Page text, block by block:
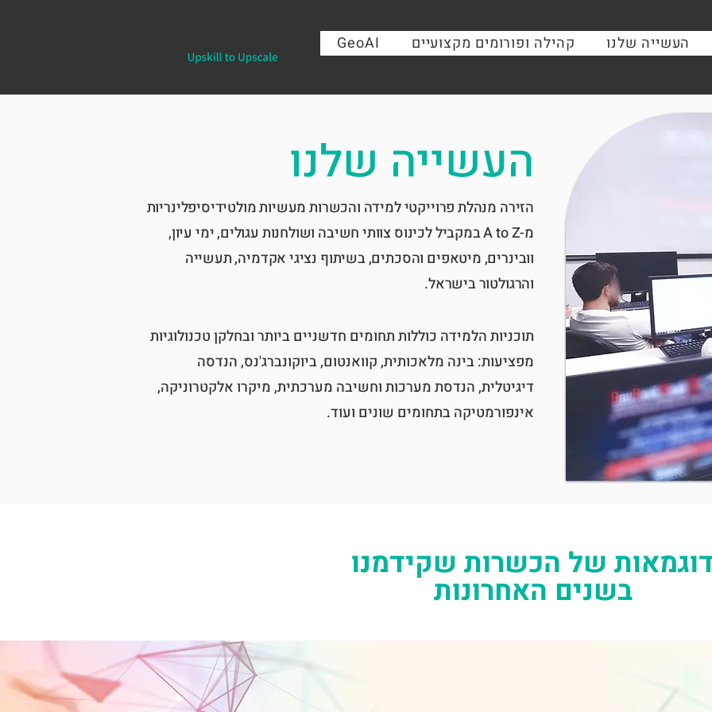
העשייה שלנו קהילה ופורומים מקצועיים GeoAI
העשייה שלנו
הזירה מנהלת פרוייקטי למידה והכשרות מעשיות מולטידיסיפלינריות
מ-A to Z במקביל לכינוס צוותי חשיבה ושולחנות עגולים, ימי עיון,
וובינרים, מיטאפים והסכתים, בשיתוף נציגי אקדמיה, תעשייה
והרגולטור בישראל.
תוכניות הלמידה כוללות תחומים חדשניים ביותר ובחלקן טכנולוגיות
מפציעות: בינה מלאכותית, קוואנטום, ביוקונברג'נס, הנדסה
דיגיטלית, הנדסת מערכות וחשיבה מערכתית, מיקרו אלקטרוניקה,
אינפורמטיקה בתחומים שונים ועוד.
של הכשרות שקידמנו
בשנים האחרונות